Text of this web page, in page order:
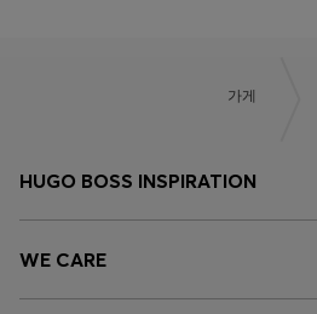
가게
HUGO BOSS INSPIRATION
WE CARE